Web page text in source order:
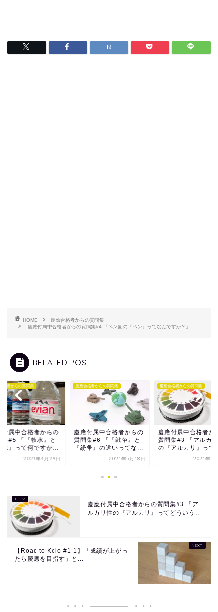
HOME
慶應合格者からの質問集
慶應付属中合格者からの質問集#4 「ベン図の『ベン』ってなんですか？」
RELATED POST
格者からの質問集
付属中合格者からの
集#5 「『軟水』と
水』って何ですか...
2021年4月29日
慶應合格者からの質問集
慶應付属中合格者からの
質問集#6 「『戦争』と
『紛争』の違いってな...
2021年5月18日
慶應合格者からの質問集
慶應付属中合格者か
質問集#3 「アルカ
の『アルカリ』って
2021年4
慶應付属中合格者からの質問集#3 「ア
ルカリ性の『アルカリ』ってどういう...
【Road to Keio #1-1】「成績が上がっ
たら慶應を目指す」と...